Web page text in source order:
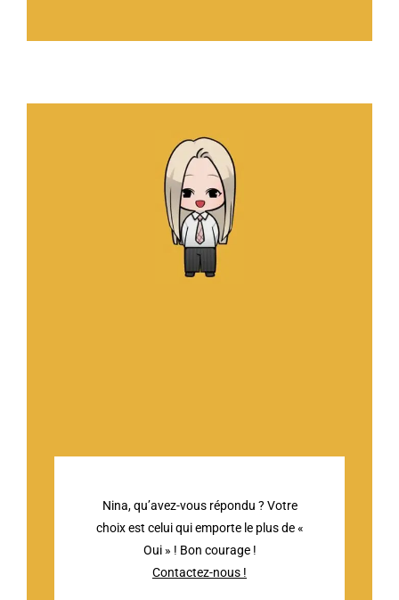
Nina, qu’avez-vous répondu ? Votre
choix est celui qui emporte le plus de «
Oui » ! Bon courage !
Contactez-nous !